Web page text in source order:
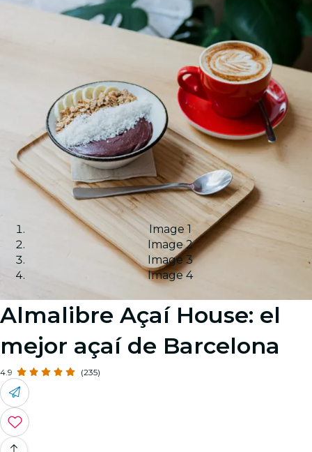
Image 1
Image 2
Image 3
Image 4
Almalibre Açaí House: el
mejor açaí de Barcelona
4.9 (235)